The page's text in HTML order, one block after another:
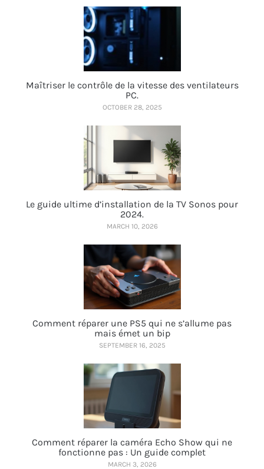
Maîtriser le contrôle de la vitesse des ventilateurs
PC.
OCTOBER 28, 2025
Le guide ultime d’installation de la TV Sonos pour
2024.
MARCH 10, 2026
Comment réparer une PS5 qui ne s’allume pas
mais émet un bip
SEPTEMBER 16, 2025
Comment réparer la caméra Echo Show qui ne
fonctionne pas : Un guide complet
MARCH 3, 2026